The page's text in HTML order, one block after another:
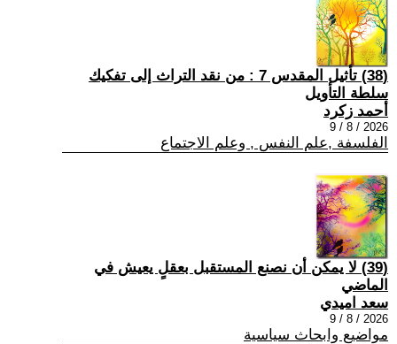
(38) تأثيل المقدس 7 : من نقد التراث إلى تفكيك
سلطة التأويل
أحمد زكرد
2026 / 8 / 9
الفلسفة ,علم النفس , وعلم الاجتماع
(39) لا يمكن أن نصنع المستقبل بعقلٍ يعيش في
الماضي
سعد اميدي
2026 / 8 / 9
مواضيع وابحاث سياسية